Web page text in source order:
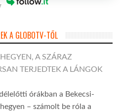
A GLOBOTV-TŐL
A SZÁRAZ
TERJEDTEK A LÁNGOK
órákban a Bekecsi-
– számolt be róla a